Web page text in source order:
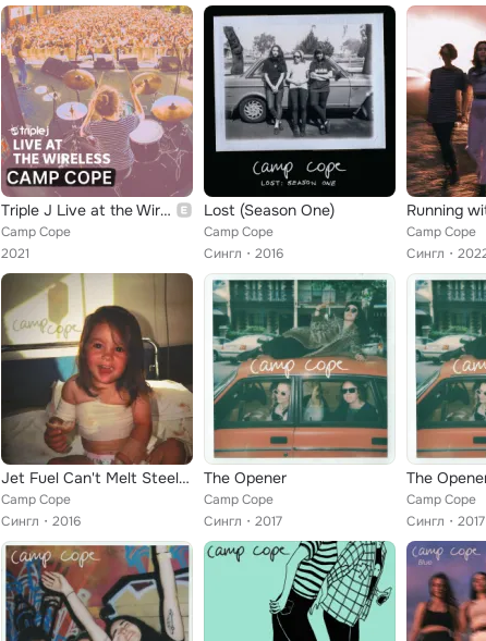
Triple J Live at the Wireless - The Metro, Sydney 2018
Camp Cope
2021
Lost (Season One)
Camp Cope
Сингл
2016
Running
Camp Cope
Сингл
Jet Fuel Can't Melt Steel Beams
Camp Cope
Сингл
2016
The Opener
Camp Cope
Сингл
2017
The
Camp Cope
Сингл
2017